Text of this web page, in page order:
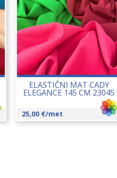
ELASTIČNI MAT CADY
ELEGANCE 145 CM 23045
25,00 €/met